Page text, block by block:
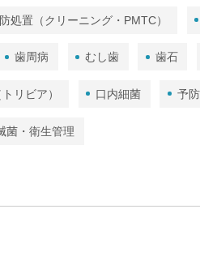
処置（クリーニング・PMTC）
歯周病 むし歯 歯石
リビア） 口内細菌 予
菌・衛生管理